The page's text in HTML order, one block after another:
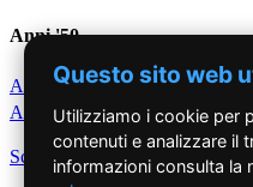
Anni '50
Anno1950Anno1951
Anno 1955Anno1956
Scegli per decennio
Questo sito web
Utilizziamo i cookie per
contenuti e analizzare il
informazioni consulta la